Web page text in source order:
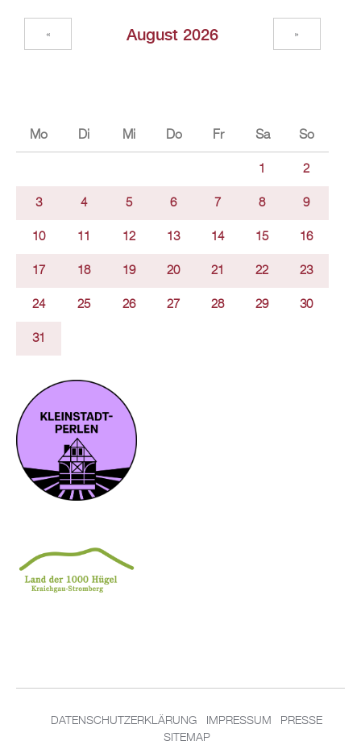
Au­gust 2026
« »
Mo Di Mi Do Fr Sa So
1 2
3 4 5 6 7 8 9
10 11 12 13 14 15 16
17 18 19 20 21 22 23
24 25 26 27 28 29 30
31
DA­TEN­SCHUT­Z­ER­KLÄ­RUNG IM­PRES­SUM
PRES­SE
SITEMAP